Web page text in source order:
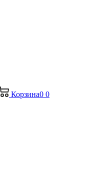
Корзина0 0